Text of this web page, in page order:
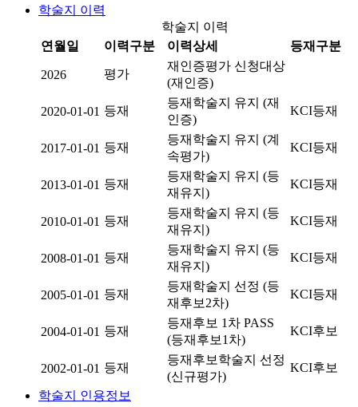
학술지 이력
학술지 이력
연월일
이력구분 이력상세 등재구분
2026 평가
재인증평가 신청대상
(재인증)
2020-01-01 등재
등재학술지 유지 (재
인증)
KCI등재
2017-01-01 등재
등재학술지 유지 (계
속평가)
KCI등재
2013-01-01 등재
등재학술지 유지 (등
재유지)
KCI등재
2010-01-01 등재
등재학술지 유지 (등
재유지)
KCI등재
2008-01-01 등재
등재학술지 유지 (등
재유지)
KCI등재
2005-01-01 등재
등재학술지 선정 (등
재후보2차)
KCI등재
2004-01-01 등재
등재후보 1차 PASS
(등재후보1차)
KCI후보
2002-01-01 등재
등재후보학술지 선정
(신규평가)
KCI후보
학술지 인용정보